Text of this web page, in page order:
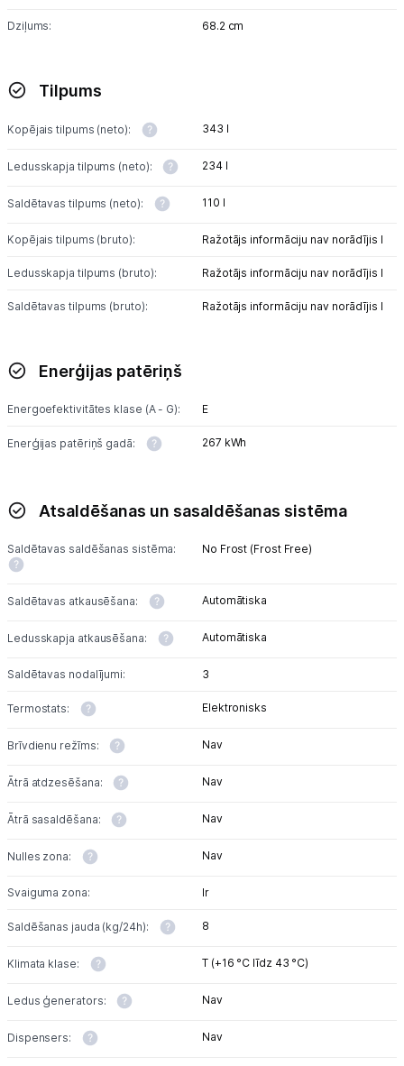
Tehnikas izvešana
Uzņēmumiem
Tet pakalpojumi
Informācija
Dziļums: 68.2 cm
Tilpums
Kopējais tilpums (neto): 343 l
Ledusskapja tilpums (neto): 234 l
Saldētavas tilpums (neto): 110 l
Kopējais tilpums (bruto): Ražotājs informāciju nav norādījis l
Ledusskapja tilpums (bruto): Ražotājs informāciju nav norādījis l
Saldētavas tilpums (bruto): Ražotājs informāciju nav norādījis l
Enerģijas patēriņš
Energoefektivitātes klase (A - G): E
Enerģijas patēriņš gadā: 267 kWh
Atsaldēšanas un sasaldēšanas sistēma
Saldētavas saldēšanas sistēma: No Frost (Frost Free)
Saldētavas atkausēšana: Automātiska
Ledusskapja atkausēšana: Automātiska
Saldētavas nodalījumi: 3
Termostats: Elektronisks
Brīvdienu režīms: Nav
Ātrā atdzesēšana: Nav
Ātrā sasaldēšana: Nav
Nulles zona: Nav
Svaiguma zona: Ir
Saldēšanas jauda (kg/24h): 8
Klimata klase: T (+16 °C līdz 43 °C)
Ledus ģenerators: Nav
Dispensers: Nav